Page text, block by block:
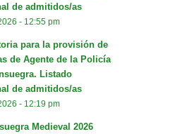
de admitidos/as
- 12:55 pm
para la provisión de
de Agente de la Policía
Listado
de admitidos/as
- 12:19 pm
Medieval 2026